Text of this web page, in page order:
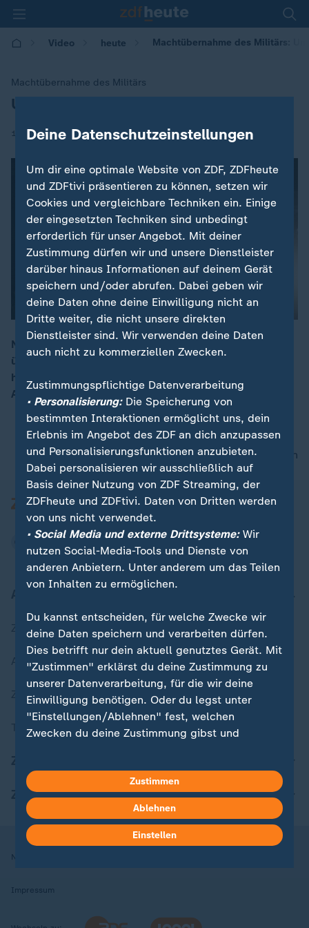
Video heute Machtübernahme des Militärs:
Machtübernahme des Militärs
:Unübersichtliche Lage in Simbabwe
15.11.2017 | 09:22
Nachdem das Militär in Simbabwe die Kontrolle
übernommen hat, bleibt die Lage unübersichtlich. Es
handle sich jedoch nicht um einen Putsch, betonte ein
Armeesprecher.
nach oben
Zuletzt veröffentlicht
Aktuelle Sendungs-Videos
ZDFheute Stories
Themen im Überblick
ZDFheute Apps
Nutzungsbedingungen
Impressum
Deine Datenschutzeinstellungen
Um dir eine optimale Website von ZDF, ZDFheute
und ZDFtivi präsentieren zu können, setzen wir
Cookies und vergleichbare Techniken ein. Einige
der eingesetzten Techniken sind unbedingt
erforderlich für unser Angebot. Mit deiner
Zustimmung dürfen wir und unsere Dienstleister
darüber hinaus Informationen auf deinem Gerät
speichern und/oder abrufen. Dabei geben wir
deine Daten ohne deine Einwilligung nicht an
Dritte weiter, die nicht unsere direkten
Dienstleister sind. Wir verwenden deine Daten
auch nicht zu kommerziellen Zwecken.
Zustimmungspflichtige Datenverarbeitung
• Personalisierung:Die Speicherung von
bestimmten Interaktionen ermöglicht uns, dein
Erlebnis im Angebot des ZDF an dich anzupassen
und Personalisierungsfunktionen anzubieten.
Dabei personalisieren wir ausschließlich auf
Basis deiner Nutzung von ZDF Streaming, der
ZDFheute und ZDFtivi. Daten von Dritten werden
von uns nicht verwendet.
• Social Media und externe Drittsysteme:Wir
nutzen Social-Media-Tools und Dienste von
anderen Anbietern. Unter anderem um das Teilen
von Inhalten zu ermöglichen.
Du kannst entscheiden, für welche Zwecke wir
deine Daten speichern und verarbeiten dürfen.
Dies betrifft nur dein aktuell genutztes Gerät. Mit
"Zustimmen" erklärst du deine Zustimmung zu
unserer Datenverarbeitung, für die wir deine
Einwilligung benötigen. Oder du legst unter
"Einstellungen/Ablehnen" fest, welchen
Zwecken du deine Zustimmung gibst und
in deinen Einstellungen widerrufen oder ändern.
Hier findest du das Impressum.
Weitere Informationen findest du in unserer
Datenschutzerklärung.
Zustimmen
Ablehnen
Einstellen